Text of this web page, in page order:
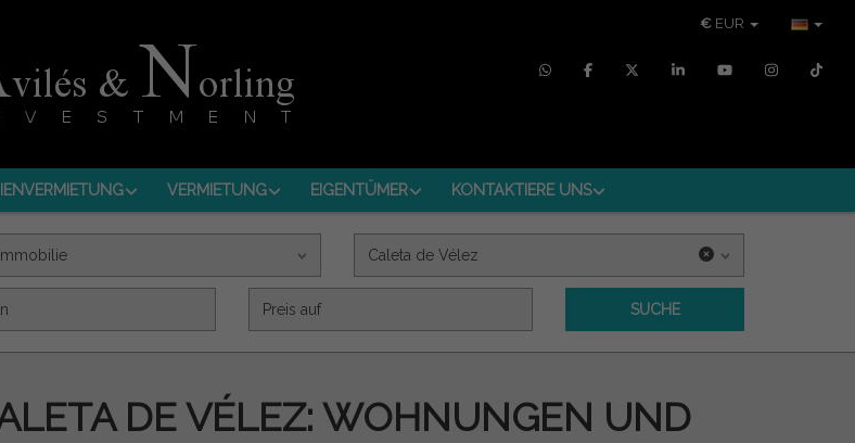
€ EUR
VERMIETUNG EIGENTÜMER KONTAKTIERE UNS
Caleta de Vélez
SUCHE
DE VÉLEZ: WOHNUNGEN UND